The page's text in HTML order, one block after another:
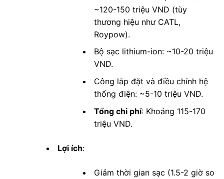
~120-150 triệu VND (tùy
thương hiệu như CATL,
Roypow).
Bộ sạc lithium-ion: ~10-20 triệu
VND.
Công lắp đặt và điều chỉnh hệ
thống điện: ~5-10 triệu VND.
Tổng chi phí: Khoảng 115-170
triệu VND.
Lợi ích:
Giảm thời gian sạc (1.5-2 giờ so